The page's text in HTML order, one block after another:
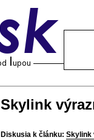
Skylink
Diskusia k článku: Skylink